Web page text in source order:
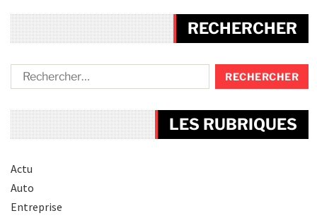
RECHERCHER
LES RUBRIQUES
Actu
Auto
Entreprise